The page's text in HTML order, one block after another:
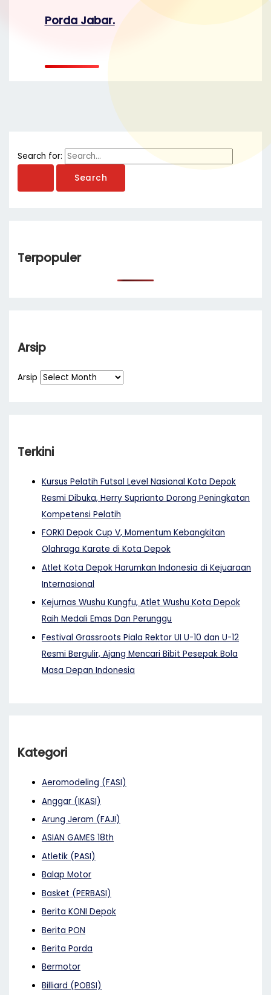
Porda Jabar.
Search for:
Terpopuler
Arsip
Arsip
Terkini
Kursus Pelatih Futsal Level Nasional Kota Depok
Resmi Dibuka, Herry Suprianto Dorong Peningkatan
Kompetensi Pelatih
FORKI Depok Cup V, Momentum Kebangkitan
Olahraga Karate di Kota Depok
Atlet Kota Depok Harumkan Indonesia di Kejuaraan
Internasional
Kejurnas Wushu Kungfu, Atlet Wushu Kota Depok
Raih Medali Emas Dan Perunggu
Festival Grassroots Piala Rektor UI U-10 dan U-12
Resmi Bergulir, Ajang Mencari Bibit Pesepak Bola
Masa Depan Indonesia
Kategori
Aeromodeling (FASI)
Anggar (IKASI)
Arung Jeram (FAJI)
ASIAN GAMES 18th
Atletik (PASI)
Balap Motor
Basket (PERBASI)
Berita KONI Depok
Berita PON
Berita Porda
Bermotor
Billiard (POBSI)